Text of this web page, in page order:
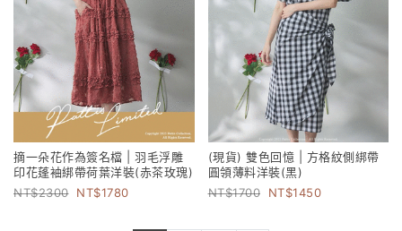
摘一朵花作為簽名檔 | 羽毛浮雕
印花蓬袖綁帶荷葉洋裝(赤茶玫瑰)
2300
1780
(現貨) 雙色回憶 | 方格紋側綁帶
圓領薄料洋裝(黑)
1700
1450